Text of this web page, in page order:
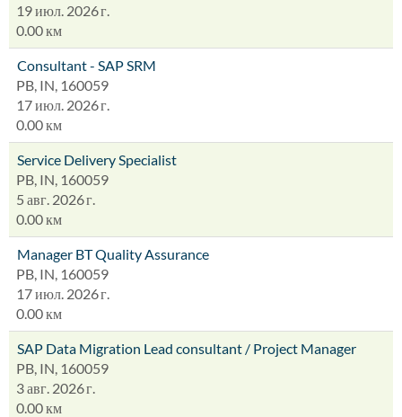
19 июл. 2026 г.
0.00 км
Consultant - SAP SRM
PB, IN, 160059
17 июл. 2026 г.
0.00 км
Service Delivery Specialist
PB, IN, 160059
5 авг. 2026 г.
0.00 км
Manager BT Quality Assurance
PB, IN, 160059
17 июл. 2026 г.
0.00 км
SAP Data Migration Lead consultant / Project Manager
PB, IN, 160059
3 авг. 2026 г.
0.00 км